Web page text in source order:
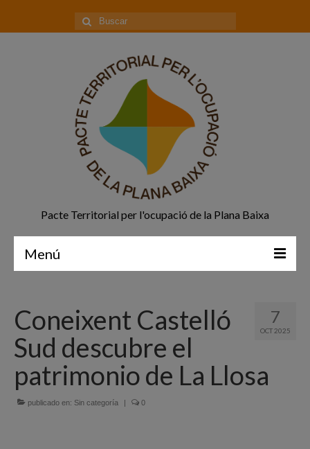
Buscar
por:
Pacte Territorial per l'ocupació de la Plana Baixa
Menú
Quiénes Somos
Programación
Proyectos finalizados
Comunicación
7
OCT 2025
Coneixent Castelló
Sud descubre el
patrimonio de La Llosa​
publicado en: Sin categoría | 0